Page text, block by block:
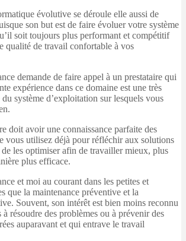
évolutive se déroule elle aussi de
son but est de faire évoluer votre système
soit toujours plus performant et compétitif
qualité de travail confortable à vos
demande de faire appel à un prestataire qui
expérience dans ce domaine est une très
système d’exploitation sur lesquels vous
doit avoir une connaissance parfaite des
vous utilisez déjà pour réfléchir aux solutions
les optimiser afin de travailler mieux, plus
plus efficace.
et moi au courant dans les petites et
que la maintenance préventive et la
Souvent, son intérêt est bien moins reconnu
à résoudre des problèmes ou à prévenir des
auparavant et qui entrave le travail